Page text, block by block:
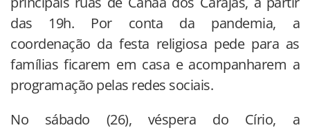
das 19h. Por conta da pandemia, a
coordenação da festa religiosa pede para as
famílias ficarem em casa e acompanharem a
programação pelas redes sociais.
No sábado (26), véspera do Círio, a